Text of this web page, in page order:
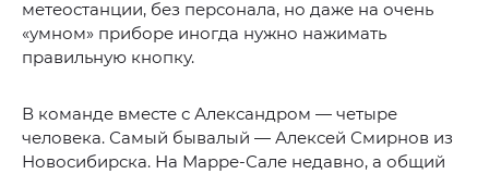
метеостанции, без персонала, но даже на очень
«умном» приборе иногда нужно нажимать
правильную кнопку.
В команде вместе с Александром — четыре
человека. Самый бывалый — Алексей Смирнов из
Новосибирска. На Марре-Сале недавно, а общий